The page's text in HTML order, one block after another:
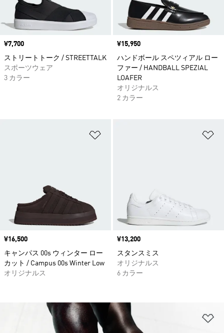
価格
¥7,700
ストリートトーク / STREETTALK
スポーツウェア
3 カラー
価格
¥15,950
ハンドボール スペツィアル ロー
ファー / HANDBALL SPEZIAL
LOAFER
オリジナルス
2 カラー
価格
¥16,500
キャンパス 00s ウィンター ロー
カット / Campus 00s Winter Low
オリジナルス
価格
¥13,200
スタンスミス
オリジナルス
6 カラー